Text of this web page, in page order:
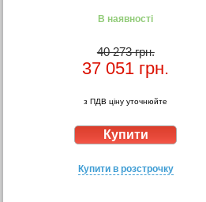
В наявності
40 273 грн.
37 051 грн.
з ПДВ ціну уточнюйте
Купити в розстрочку